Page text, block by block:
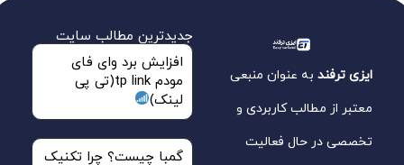
ایزی ترفند به عنوان منبعی
معتبر از مطالب کاربردی و
تخصصی در حال فعالیت
جدیدترین مطالب سایت
افزایش برد وای فای
مودم tp link(تی پی
لینک)
گمبا چیست؟ چرا تکنیک